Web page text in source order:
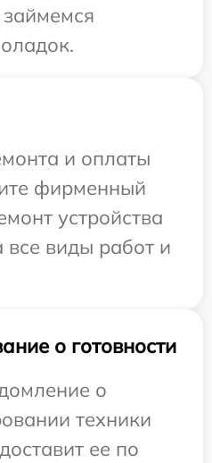
и оплаты
фирменный
устройства
все виды работ и
о готовности
о
техники
ее по